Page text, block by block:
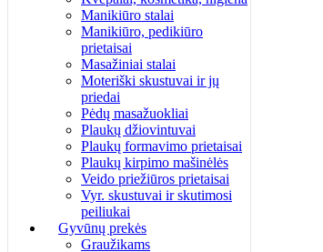
Manikiūro stalai
Manikiūro, pedikiūro
prietaisai
Masažiniai stalai
Moteriški skustuvai ir jų
priedai
Pėdų masažuokliai
Plaukų džiovintuvai
Plaukų formavimo prietaisai
Plaukų kirpimo mašinėlės
Veido priežiūros prietaisai
Vyr. skustuvai ir skutimosi
peiliukai
Gyvūnų prekės
Graužikams